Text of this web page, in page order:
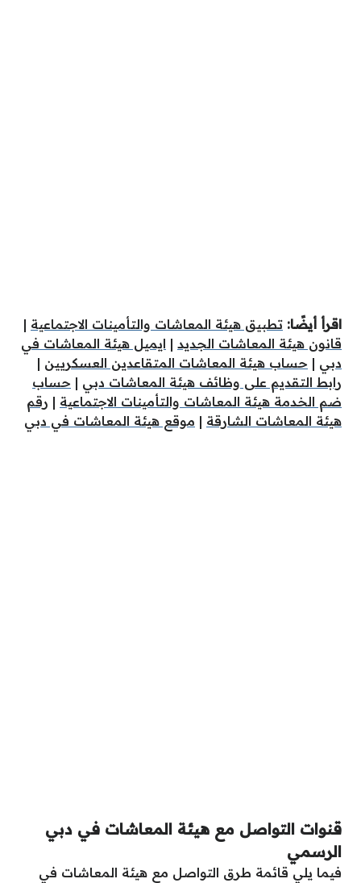
اقرأ أيضًا: تطبيق هيئة المعاشات والتأمينات الاجتماعية |
قانون هيئة المعاشات الجديد | ايميل هيئة المعاشات في
دبي | حساب هيئة المعاشات المتقاعدين العسكريين |
رابط التقديم على وظائف هيئة المعاشات دبي | حساب
ضم الخدمة هيئة المعاشات والتأمينات الاجتماعية | رقم
هيئة المعاشات الشارقة | موقع هيئة المعاشات في دبي
قنوات التواصل مع هيئة المعاشات في دبي
الرسمي
فيما يلي قائمة طرق التواصل مع هيئة المعاشات في